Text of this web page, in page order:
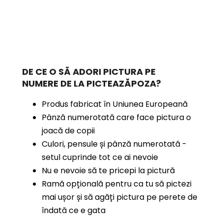
DE CE O SĂ ADORI PICTURA PE
NUMERE DE LA PICTEAZĂPOZA?
Produs fabricat în Uniunea Europeană
Pânză numerotată care face pictura o
joacă de copii
Culori, pensule și pânză numerotată -
setul cuprinde tot ce ai nevoie
Nu e nevoie să te pricepi la pictură
Ramă opțională pentru ca tu să pictezi
mai ușor și să agăți pictura pe perete de
îndată ce e gata